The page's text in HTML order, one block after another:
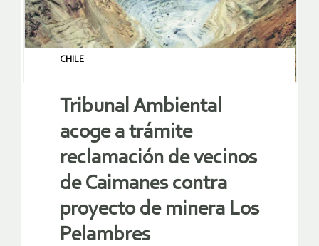
CHILE
Tribunal Ambiental
acoge a trámite
reclamación de vecinos
de Caimanes contra
proyecto de minera Los
Pelambres